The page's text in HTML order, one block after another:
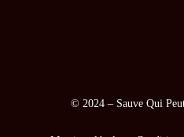
© 2024 – Sauve Qui